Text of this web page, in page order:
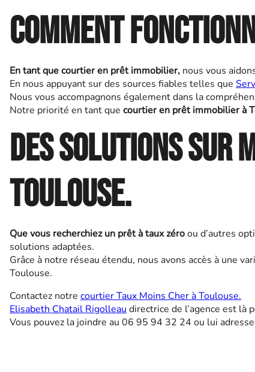
Comment
En tant que courtier en prêt immobilier, nous vous
En nous appuyant sur des sources fiables telles que
Nous vous accompagnons également dans la
Notre priorité en tant que courtier en prêt immobilier à
Des solutions sur
Toulouse.
Que vous recherchiez un prêt à taux zéroou d’autres
solutions adaptées.
Grâce à notre réseau étendu, nous avons accès à une
Toulouse.
Contactez notre courtier Taux Moins Cher à Toulouse.
Elisabeth Chatail Rigolleau directrice de l’agence est là
Vous pouvez la joindre au 06 95 94 32 24 ou lui